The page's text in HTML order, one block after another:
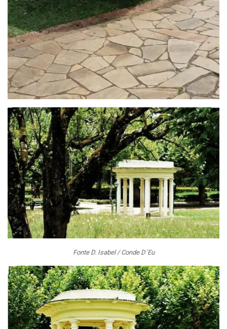
Fonte D. Isabel / Conde D´Eu